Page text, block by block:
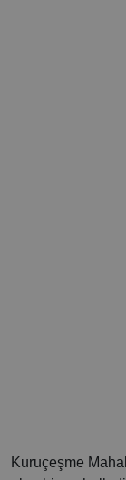
Kuruçeşme